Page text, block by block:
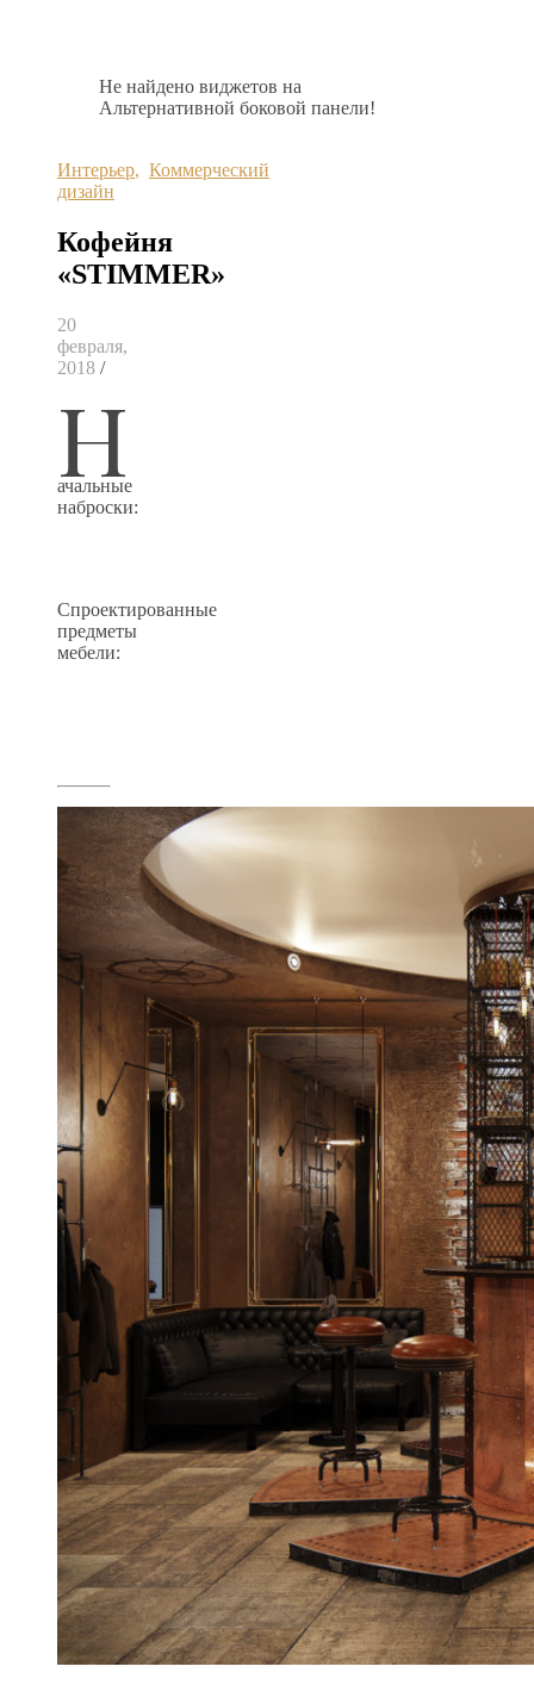
Не найдено виджетов на
Альтернативной боковой панели!
Интерьер, Коммерческий
дизайн
Кофейня
«STIMMER»
20
февраля,
2018 /
Н
ачальные
наброски:
Спроектированные
предметы
мебели: